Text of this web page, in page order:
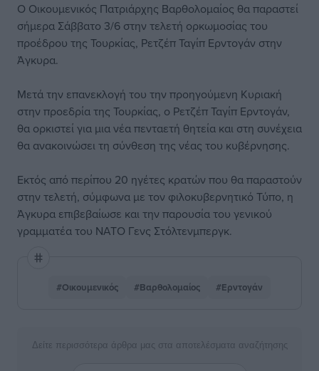
Ο Οικουμενικός Πατριάρχης Βαρθολομαίος θα παραστεί
σήμερα Σάββατο 3/6 στην τελετή ορκωμοσίας του
προέδρου της Τουρκίας, Ρετζέπ Ταγίπ Ερντογάν στην
Άγκυρα.
Μετά την επανεκλογή του την προηγούμενη Κυριακή
στην προεδρία της Τουρκίας, ο Ρετζέπ Ταγίπ Ερντογάν,
θα ορκιστεί για μια νέα πενταετή θητεία και στη συνέχεια
θα ανακοινώσει τη σύνθεση της νέας του κυβέρνησης.
Εκτός από περίπου 20 ηγέτες κρατών που θα παραστούν
στην τελετή, σύμφωνα με τον φιλοκυβερνητικό Τύπο, η
Άγκυρα επιβεβαίωσε και την παρουσία του γενικού
γραμματέα του ΝΑΤΟ Γενς Στόλτενμπεργκ.
#Οικουμενικός #Βαρθολομαίος #Ερντογάν
Δείτε περισσότερα άρθρα μας στα αποτελέσματα αναζήτησης